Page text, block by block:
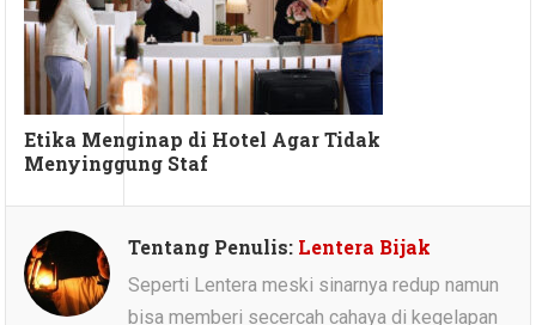
Etika Menginap di Hotel Agar Tidak
Menyinggung Staf
Tentang Penulis: Lentera Bijak
Seperti Lentera meski sinarnya redup namun
bisa memberi secercah cahaya di kegelapan